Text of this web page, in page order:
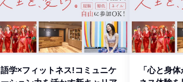
語学×フィットネス!コミュニケ
「心と身